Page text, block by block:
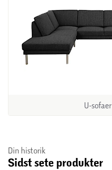
U-sofaer
Din historik
Sidst sete produkter